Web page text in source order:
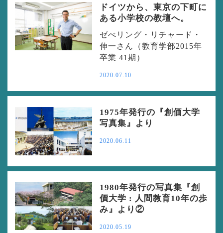
ドイツから、東京の下町に
ある小学校の教壇へ。
ゼべリング・リチャード・
伸一さん（教育学部2015年
卒業 41期）
2020.07.10
1975年発行の『創価大学
写真集』より
2020.06.11
1980年発行の写真集『創
價大学 : 人間教育10年の歩
み』より②
2020.05.19